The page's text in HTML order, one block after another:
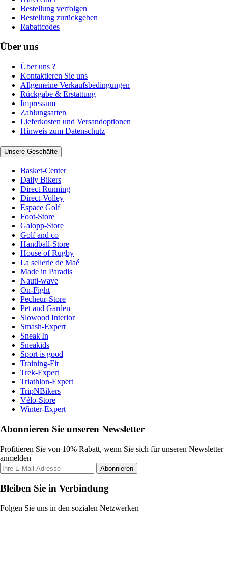
Bestellung verfolgen
Bestellung zurückgeben
Rabattcodes
Über uns
Über uns ?
Kontaktieren Sie uns
Allgemeine Verkaufsbedingungen
Rückgabe & Erstattung
Impressum
Zahlungsarten
Lieferkosten und Versandoptionen
Hinweis zum Datenschutz
Unsere Geschäfte
Basket-Center
Daily Bikers
Direct Running
Direct-Volley
Espace Golf
Foot-Store
Galopp-Store
Golf and co
Handball-Store
House of Rugby
La sellerie de Maé
Made in Paradis
Nauti-wave
On-Fight
Pecheur-Store
Pet and Garden
Slowood Interior
Smash-Expert
Sneak'In
Sneakids
Sport is good
Training-Fit
Trek-Expert
Triathlon-Expert
TripNBikers
Vélo-Store
Winter-Expert
Abonnieren Sie unseren Newsletter
Profitieren Sie von 10% Rabatt, wenn Sie sich für unseren Newsletter
anmelden
Abonnieren
Bleiben Sie in Verbindung
Folgen Sie uns in den sozialen Netzwerken